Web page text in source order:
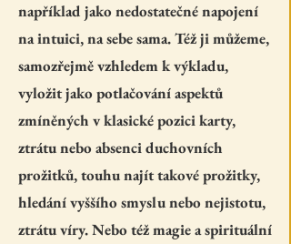
například jako nedostatečné napojení
na intuici, na sebe sama. Též ji můžeme,
samozřejmě vzhledem k výkladu,
vyložit jako potlačování aspektů
zmíněných v klasické pozici karty,
ztrátu nebo absenci duchovních
prožitků, touhu najít takové prožitky,
hledání vyššího smyslu nebo nejistotu,
ztrátu víry. Nebo též magie a spirituální